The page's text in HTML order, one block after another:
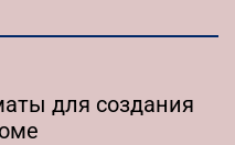
для создания